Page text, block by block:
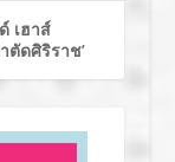
เฮาส์
ตัดศิริราช’